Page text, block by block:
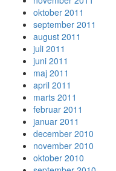
oktober 2011
september 2011
august 2011
juli 2011
juni 2011
maj 2011
april 2011
marts 2011
februar 2011
januar 2011
december 2010
november 2010
oktober 2010